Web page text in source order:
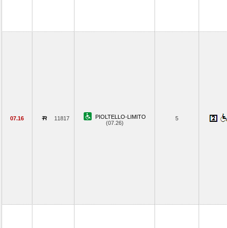
07.16 11817
PIOLTELLO-LIMITO
(07.26)
5